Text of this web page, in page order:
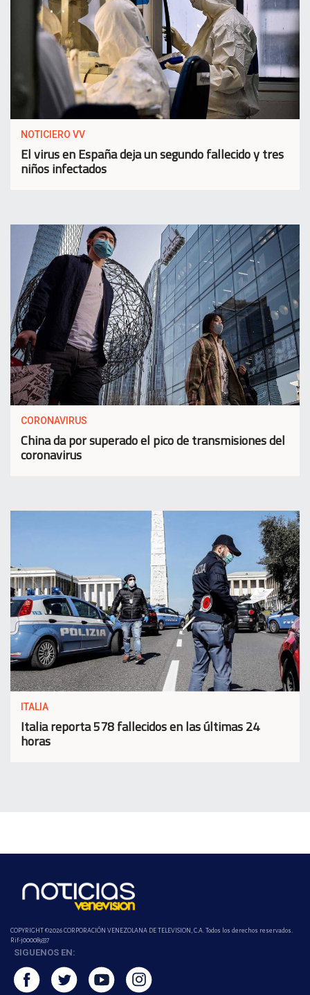
NOTICIERO VV
El virus en España deja un segundo fallecido y tres
niños infectados
CORONAVIRUS
China da por superado el pico de transmisiones del
coronavirus
ITALIA
Italia reporta 578 fallecidos en las últimas 24
horas
COPYRIGHT ©2026 CORPORACIÓN VENEZOLANA DE TELEVISION, C.A. Todos los derechos reservados.
Rif-j000089337
SIGUENOS EN: